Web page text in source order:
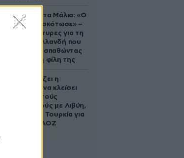
Τραγωδία στα Μάλια: «Ο
πανικός τη σκότωσε» –
Τι λένε μάρτυρες για τη
42χρονη Ολλανδή που
πνίγηκε προσπαθώντας
να σώσει τη φίλη της
Πώς σχεδιάζει η
κυβέρνηση να κλείσει
τους ανοιχτούς
λογαριασμούς με Λιβύη,
Αλβανία και Τουρκία για
τη χάραξη ΑΟΖ